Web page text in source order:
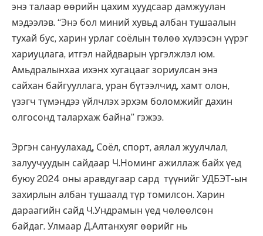
энэ талаар өөрийн цахим хуудсаар дамжуулан
мэдээлэв. “Энэ бол миний хувьд албан тушаалын
тухай бус, харин урлаг соёлын төлөө хүлээсэн үүрэг
хариуцлага, итгэл найдварын үргэлжлэл юм.
Амьдралынхаа ихэнх хугацааг зориулсан энэ
сайхан байгууллага, уран бүтээлчид, хамт олон,
үзэгч түмэндээ үйлчлэх эрхэм боломжийг дахин
олгосонд талархаж байна” гэжээ.
Эргэн сануулахад, Соёл, спорт, аялал жуулчлал,
залуучуудын сайдаар Ч.Номинг ажиллаж байх үед
буюу 2024 оны аравдугаар сард түүнийг УДБЭТ-ын
захирлын албан тушаалд түр томилсон. Харин
дараагийн сайд Ч.Ундрамын үед чөлөөлсөн
байдаг. Улмаар Д.Алтанхуяг өөрийг нь